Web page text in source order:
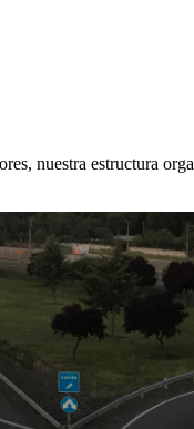
nuestra estructura